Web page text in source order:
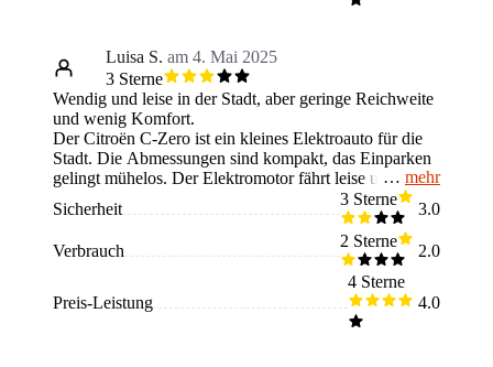
Luisa S. am 4. Mai 2025
3 Sterne
Wendig und leise in der Stadt, aber geringe Reichweite
und wenig Komfort.
Der Citroën C-Zero ist ein kleines Elektroauto für die
Stadt. Die Abmessungen sind kompakt, das Einparken
gelingt mühelos. Der Elektromotor fährt leise und ohne
Schaltpausen, was im Stadtverkehr angenehm ist. Die
Reichweite ist jedoch begrenzt, und die Ladezeiten sind
eher lang. Im Innenraum geht es einfach zu, mit wenig
Komfort. Für kurze Wege und tägliche Besorgungen
reicht das aus. Außerhalb der Stadt zeigt er schnell
seine Grenzen. Wer ein reines Stadtauto sucht und
wenig Ansprüche hat, wird hier fündig.
mehr
Sicherheit
3 Sterne
3.0
Verbrauch
2 Sterne
2.0
Preis-Leistung
4 Sterne
4.0